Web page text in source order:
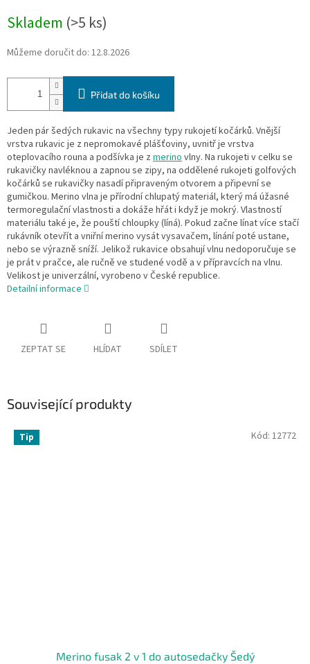
Skladem (>5 ks)
Můžeme doručit do: 12.8.2026
Přidat do košíku
Jeden pár šedých rukavic na všechny typy rukojetí kočárků. Vnější
vrstva rukavic je z nepromokavé plášťoviny, uvnitř je vrstva
oteplovacího rouna a podšívka je z merinovlny. Na rukojeti v celku se
rukavičky navléknou a zapnou se zipy, na oddělené rukojeti golfových
kočárků se rukavičky nasadí připraveným otvorem a připevní se
gumičkou. Merino vlna je přírodní chlupatý materiál, který má úžasné
termoregulační vlastnosti a dokáže hřát i když je mokrý. Vlastností
materiálu také je, že pouští chloupky (líná). Pokud začne línat více stačí
rukávník otevřít a vniřní merino vysát vysavačem, línání poté ustane,
nebo se výrazně sníží. Jelikož rukavice obsahují vlnu nedoporučuje se
je prát v pračce, ale ručně ve studené vodě a v přípravcích na vlnu.
Velikost je univerzální, vyrobeno v České republice.
Detailní informace
ZEPTAT SE HLÍDAT SDÍLET
Související produkty
Tip
Merino fusak 2 v 1 do autosedačky Šedý
Kód: 12772